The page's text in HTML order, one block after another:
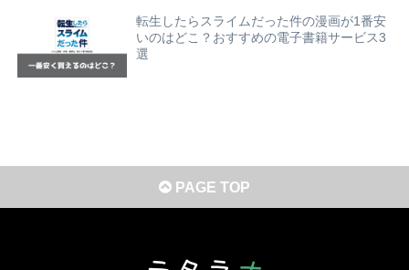
転生したらスライムだった件の漫画が1番安
いのはどこ？おすすめの電子書籍サービス3
選
PAGE TOP